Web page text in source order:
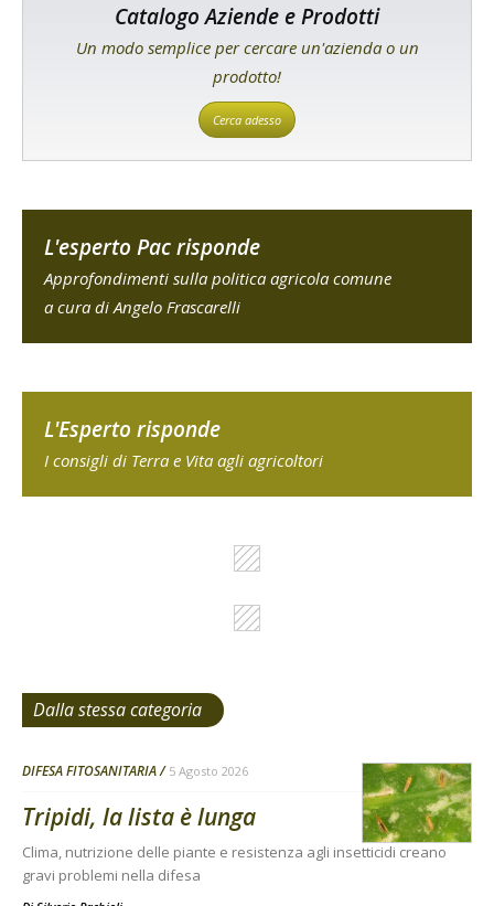
Catalogo Aziende e Prodotti
Un modo semplice per cercare un'azienda o un
prodotto!
Cerca adesso
L'esperto Pac risponde
Approfondimenti sulla politica agricola comune
a cura di Angelo Frascarelli
L'Esperto risponde
I consigli di Terra e Vita agli agricoltori
Dalla stessa categoria
DIFESA FITOSANITARIA 5 Agosto 2026
Tripidi, la lista è lunga
Clima, nutrizione delle piante e resistenza agli insetticidi creano
gravi problemi nella difesa